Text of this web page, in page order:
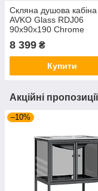
Скляна душова кабіна
AVKO Glass RDJ06
90x90x190 Chrome
8 399 ₴
Купити
Акційні
–10%